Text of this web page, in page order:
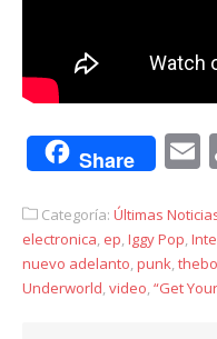
Share
Categoría: Últimas
electronica, ep,Iggy Pop,
nuevo adelanto,punk,
Underworld,video,“Get